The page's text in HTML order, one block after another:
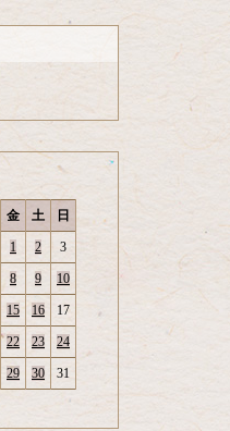
金 土 日
1 2 3
8 9 10
15 16 17
22 23 24
29 30 31